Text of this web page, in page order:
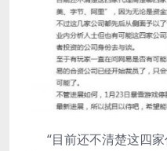
“目前还不清楚这四家